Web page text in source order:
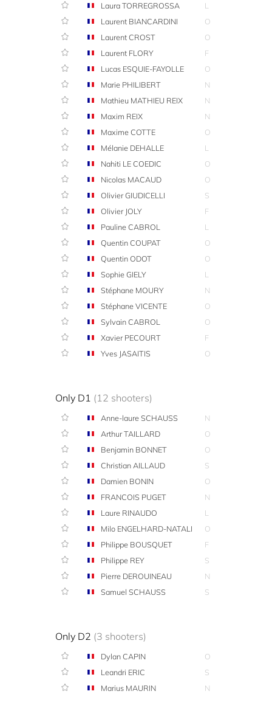
Laura TORREGROSSA
L
Laurent BIANCARDINI
O
Laurent CROST
O
Laurent FLORY
F
Lucas ESQUIE-FAYOLLE
O
Marie PHILIBERT
N
Mathieu MATHIEU REIX
N
Maxim REIX
N
Maxime COTTE
O
Mélanie DEHALLE
L
Nahiti LE COEDIC
O
Nicolas MACAUD
O
Olivier GIUDICELLI
S
Olivier JOLY
F
Pauline CABROL
L
Quentin COUPAT
O
Quentin ODOT
O
Sophie GIELY
L
Stéphane MOURY
N
Stéphane VICENTE
O
Sylvain CABROL
O
Xavier PECOURT
F
Yves JASAITIS
O
Only D1 (12 shooters)
Anne-laure SCHAUSS
N
Arthur TAILLARD
O
Benjamin BONNET
O
Christian AILLAUD
S
Damien BONIN
O
FRANCOIS PUGET
N
Laure RINAUDO
L
Milo ENGELHARD-NATALI
O
Philippe BOUSQUET
F
Philippe REY
S
Pierre DEROUINEAU
N
Samuel SCHAUSS
S
Only D2 (3 shooters)
Dylan CAPIN
O
Leandri ERIC
S
Marius MAURIN
N